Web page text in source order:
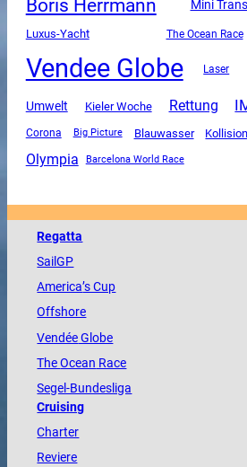
Boris Herrmann Mini
Luxus-Yacht The Ocean Race
Vendee Globe Laser
Umwelt Kieler Woche Rettung
Corona Big Picture Blauwasser Kollision
Olympia Barcelona World Race
Regatta
SailGP
America’s Cup
Offshore
VendéeGlobe
TheOcean Race
Segel-Bundesliga
Cruising
Charter
Reviere